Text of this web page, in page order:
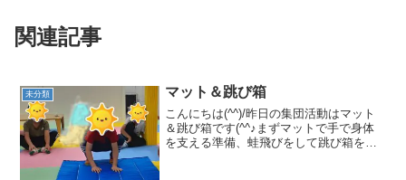
関連記事
未分類 マット＆跳び箱
こんにちは(^^)/昨日の集団活動はマット
＆跳び箱です(^^♪まずマットで手で身体
を支える準備、蛙飛びをして跳び箱を跳